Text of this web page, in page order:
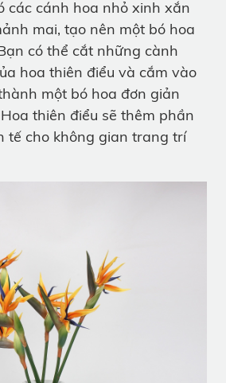
các cánh hoa nhỏ xinh xắn
mai, tạo nên một bó hoa
có thể cắt những cành
hoa thiên điểu và cắm vào
một bó hoa đơn giản
thiên điểu sẽ thêm phần
tế cho không gian trang trí